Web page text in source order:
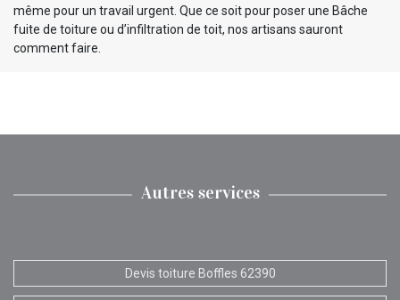
même pour un travail urgent. Que ce soit pour poser une Bâche
fuite de toiture ou d’infiltration de toit, nos artisans sauront
comment faire.
Autres services
Devis toiture Boffles 62390